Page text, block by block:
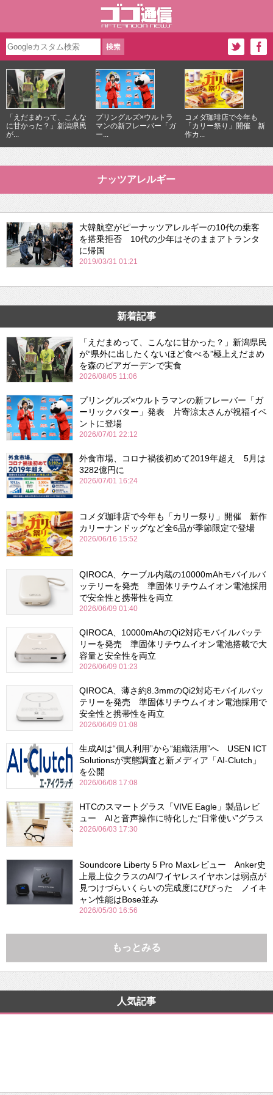
「えだまめって、こんな
に甘かった？」新潟県民
が...
プリングルズ×ウルトラ
マンの新フレーバー「ガ
ー...
コメダ珈琲店で今年も
「カリー祭り」開催 新
作カ...
ナッツアレルギー
大韓航空がピーナッツアレルギーの10代の乗客
を搭乗拒否 10代の少年はそのままアトランタ
に帰国
2019/03/31 01:21
新着記事
「えだまめって、こんなに甘かった？」新潟県民
が“県外に出したくないほど食べる”極上えだまめ
を森のビアガーデンで実食
2026/08/05 11:06
プリングルズ×ウルトラマンの新フレーバー「ガ
ーリックバター」発表 片寄涼太さんが祝福イベ
ントに登場
2026/07/01 22:12
外食市場、コロナ禍後初めて2019年超え 5月は
3282億円に
2026/07/01 16:24
コメダ珈琲店で今年も「カリー祭り」開催 新作
カリーナンドッグなど全6品が季節限定で登場
2026/06/16 15:52
QIROCA、ケーブル内蔵の10000mAhモバイルバ
ッテリーを発売 準固体リチウムイオン電池採用
で安全性と携帯性を両立
2026/06/09 01:40
QIROCA、10000mAhのQi2対応モバイルバッテ
リーを発売 準固体リチウムイオン電池搭載で大
容量と安全性を両立
2026/06/09 01:23
QIROCA、薄さ約8.3mmのQi2対応モバイルバッ
テリーを発売 準固体リチウムイオン電池採用で
安全性と携帯性を両立
2026/06/09 01:08
生成AIは“個人利用”から“組織活用”へ USEN ICT
Solutionsが実態調査と新メディア「AI-Clutch」
を公開
2026/06/08 17:08
HTCのスマートグラス「VIVE Eagle」製品レビ
ュー AIと音声操作に特化した“日常使い”グラス
2026/06/03 17:30
Soundcore Liberty 5 Pro Maxレビュー Anker史
上最上位クラスのAIワイヤレスイヤホンは弱点が
見つけづらいくらいの完成度にびびった ノイキ
ャン性能はBose並み
2026/05/30 16:56
もっとみる
人気記事